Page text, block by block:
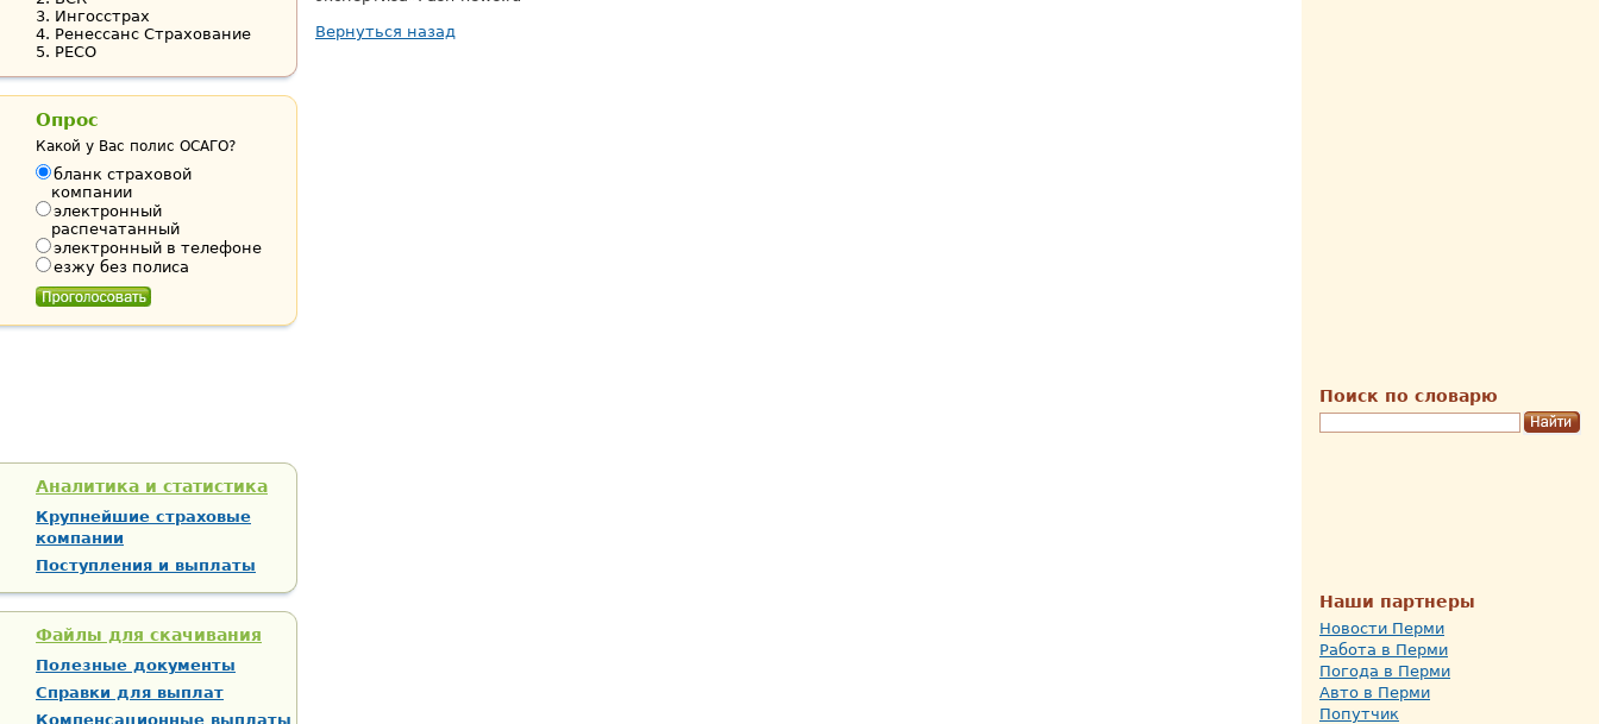
Поиск по словарю
Наши партнеры
Новости Перми
Работа в Перми
Погода в Перми
Авто в Перми
Попутчик
Вернуться назад
Ингосстрах
Ренессанс Страхование
РЕСО
Опрос
Какой у Вас полис ОСАГО?
бланк страховой
компании
электронный
распечатанный
электронный в телефоне
езжу без полиса
Аналитика и статистика
Крупнейшие страховые
компании
Поступления и выплаты
Файлы для скачивания
Полезные документы
Справки для выплат
Компенсационные выплаты